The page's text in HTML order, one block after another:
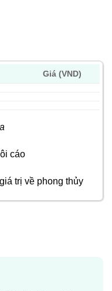
Giá (VND)
cáo
trị về phong thủy